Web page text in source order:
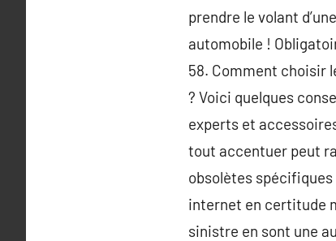
prendre le volant
automobile !
58. Comment choisir
? Voici quelques
experts et
tout accentuer peut
obsolètes
internet en certitude
sinistre en sont une